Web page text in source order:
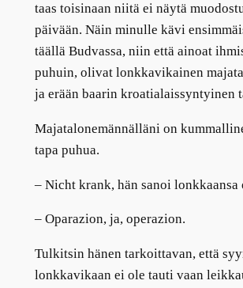
taas toisinaan niitä ei näytä
päivään. Näin minulle kävi
täällä Budvassa, niin että ainoat
puhuin, olivat lonkkavikainen
ja erään baarin kroatialaissyntyinen
Majatalonemännälläni on
tapa puhua.
– Nicht krank, hän sanoi lonkkaansa
– Oparazion, ja, operazion.
Tulkitsin hänen tarkoittavan, että
lonkkavikaan ei ole tauti vaan